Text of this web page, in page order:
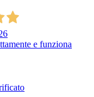
e funziona